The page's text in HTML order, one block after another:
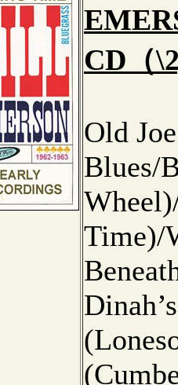
CD（
Old
Blues/
Time)/